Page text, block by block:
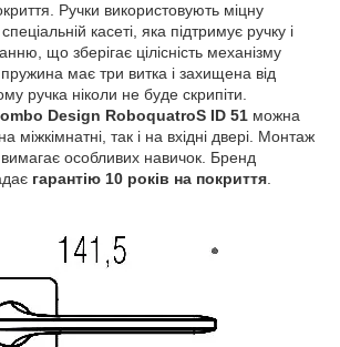
Ручки використовують міцну
касеті, яка підтримує ручку і
що зберігає цілісність механізму
має три витка і захищена від
ручка ніколи не буде скрипіти.
Design RoboquatroS ID 51 можна
міжкімнатні, так і на вхідні двері. Монтаж
вимагає особливих навичок. Бренд
гарантію 10 років на покриття.